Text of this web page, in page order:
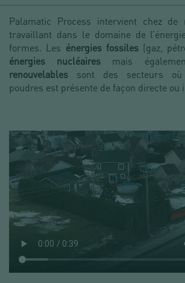
Palamatic Process intervient chez de
travaillant dans le domaine de
formes. Les énergies fossiles(gaz,
énergies nucléaires mais
renouvelables sont des secteurs
poudres est présente de façon directe ou